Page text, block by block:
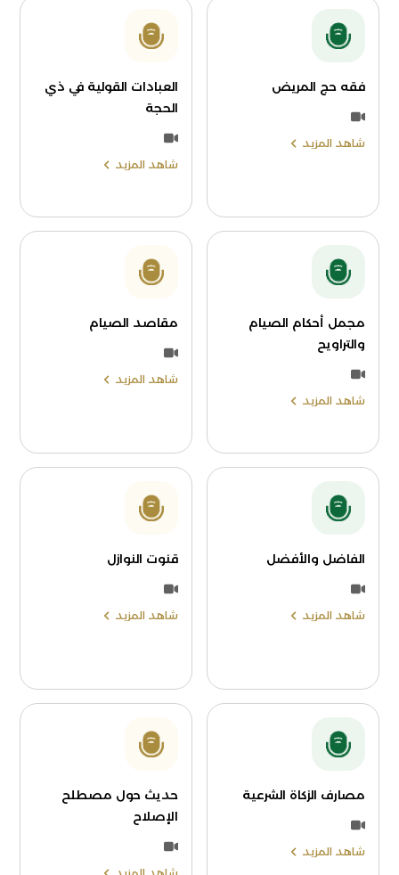
فقه حج المريض
شاهد المزيد
العبادات القولية في ذي
الحجة
شاهد المزيد
مجمل أحكام الصيام
والتراويح
شاهد المزيد
مقاصد الصيام
شاهد المزيد
الفاضل والأفضل
شاهد المزيد
قنوت النوازل
شاهد المزيد
مصارف الزكاة الشرعية
شاهد المزيد
حديث حول مصطلح
الإصلاح